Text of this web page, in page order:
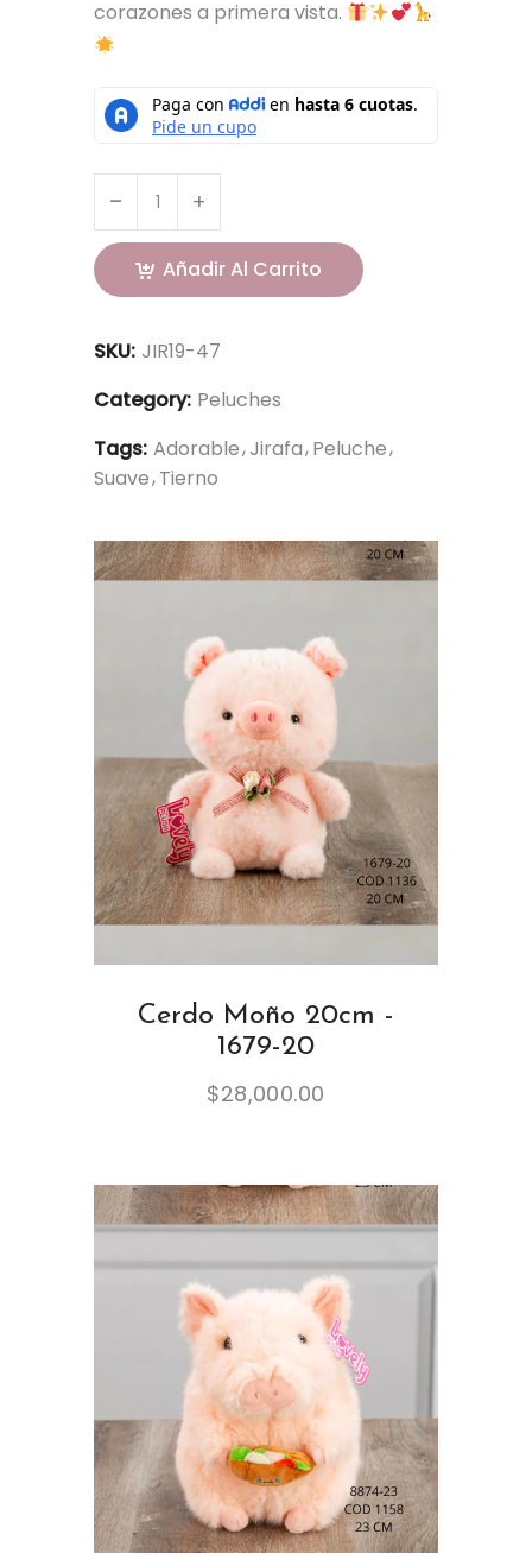
corazones a primera vista.
Añadir Al Carrito
SKU: JIR19-47
Category: Peluches
Tags: Adorable Jirafa Peluche
Suave Tierno
Cerdo Moño 20cm -
1679-20
$28,000.00